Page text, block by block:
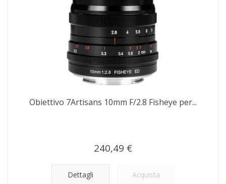
Obiettivo 7Artisans 10mm F/2.8 Fisheye per...
240,49 €
Dettagli Acquista